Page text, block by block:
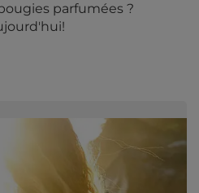
parfumées ?